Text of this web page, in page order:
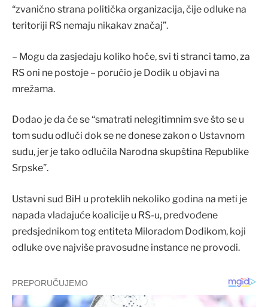
“zvanično strana politička organizacija, čije odluke na
teritoriji RS nemaju nikakav značaj”.
– Mogu da zasjedaju koliko hoće, svi ti stranci tamo, za
RS oni ne postoje – poručio je Dodik u objavi na
mrežama.
Dodao je da će se “smatrati nelegitimnim sve što se u
tom sudu odluči dok se ne donese zakon o Ustavnom
sudu, jer je tako odlučila Narodna skupština Republike
Srpske”.
Ustavni sud BiH u proteklih nekoliko godina na meti je
napada vladajuće koalicije u RS-u, predvođene
predsjednikom tog entiteta Miloradom Dodikom, koji
odluke ove najviše pravosudne instance ne provodi.